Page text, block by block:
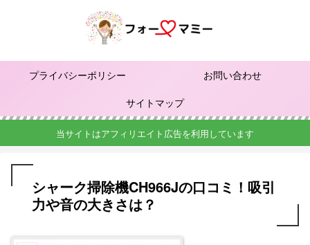
プライバシーポリシー
お問い合わせ
サイトマップ
当サイトはアフィリエイト広告を利用しています
シャーク掃除機CH966Jの口コミ！吸引
力や音の大きさは？